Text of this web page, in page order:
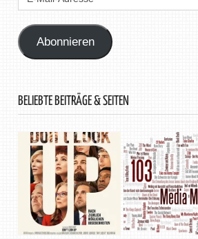
Abonnieren
BELIEBTE BEITRÄGE & SEITEN